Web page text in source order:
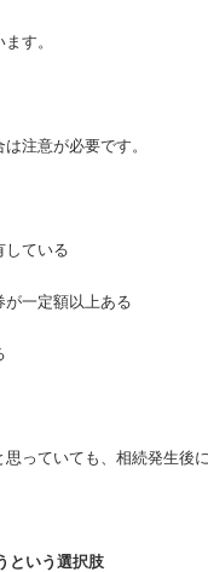
ます。
注意が必要です。
している
が一定額以上ある
思っていても、相続発生
という選択肢